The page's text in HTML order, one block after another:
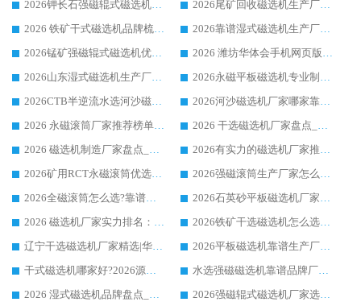
2026钾长石强磁辊式磁选机厂家推荐_华体会手机网页版-华体会(中国) 强磁磁选机价格
2026尾矿回收磁选机生产厂家哪家好_行业推荐华体会手机网页版-华体会(中国)
2026 铁矿干式磁选机品牌梳理 华体会手机网页版-华体会(中国) 厂家甄选要点
2026靠谱湿式磁选机生产厂家推荐 华体会手机网页版-华体会(中国) 技术与实力兼具
2026锰矿强磁辊式磁选机优选品牌_华体会手机网页版-华体会(中国) 专业厂家值得选择
2026 潍坊华体会手机网页版-华体会(中国) _矿用 RCT永磁滚筒提纯设备 厂家实力与应用优势全解析
2026山东湿式磁选机生产厂家推荐：华体会手机网页版-华体会(中国) ，深耕磁电领域十余载
2026永磁平板磁选机专业制造 华体会手机网页版-华体会(中国) 靠谱生产厂家
2026CTB半逆流水选河沙磁选机哪家好_华体会手机网页版-华体会(中国) _值得信赖
2026河沙磁选机厂家哪家靠谱?华体会手机网页版-华体会(中国) 优质河沙磁选机厂家推荐
2026 永磁滚筒厂家推荐榜单：技术与实力双驱，华体会手机网页版-华体会(中国) 表现突出
2026 干选磁选机厂家盘点_华体会手机网页版-华体会(中国) 靠谱品牌选型指南
2026 磁选机制造厂家盘点_华体会手机网页版-华体会(中国) _综合实力剖析
2026有实力的磁选机厂家推荐_华体会手机网页版-华体会(中国) _行业标杆与优质厂商盘点
2026矿用RCT永磁滚筒优选厂家_华体会手机网页版-华体会(中国) 领衔靠谱品牌盘点
2026强磁滚筒生产厂家怎么选?行业口碑推荐华体会手机网页版-华体会(中国)
2026全磁滚筒怎么选?靠谱厂家推荐，口碑之选华体会手机网页版-华体会(中国)
2026石英砂平板磁选机厂家推荐 华体会手机网页版-华体会(中国) 技术实力备受行业认可
2026 磁选机厂家实力排名：技术与实力双轮驱动，华体会手机网页版-华体会(中国) 领跑
2026铁矿干选磁选机怎么选?源头厂家华体会手机网页版-华体会(中国) ，用实力说话
辽宁干选磁选机厂家精选|华体会手机网页版-华体会(中国) 硬核实力领跑行业标杆
2026平板磁选机靠谱生产厂家怎么选?行业标杆华体会手机网页版-华体会(中国) ，凭硬实力脱颖而出
干式磁选机哪家好?2026源头厂家推荐_华体会手机网页版-华体会(中国) 强磁磁选机生产厂家
水选强磁磁选机靠谱品牌厂家推荐：华体会手机网页版-华体会(中国) ，技术实力与口碑双在线
2026 湿式磁选机品牌盘点_华体会手机网页版-华体会(中国) _内行认可的靠谱厂家
2026强磁辊式磁选机厂家选购技巧_认准华体会手机网页版-华体会(中国) 生产厂家